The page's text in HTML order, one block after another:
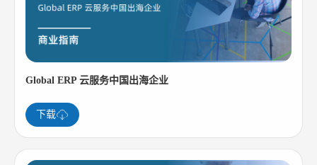
Global ERP 云服务中国出海企业
下载